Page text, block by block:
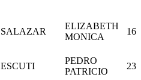
SALAZAR
ELIZABETH
MONICA
16
ESCUTI
PEDRO
PATRICIO
23